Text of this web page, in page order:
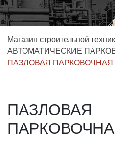
Магазин строительной
АВТОМАТИЧЕСКИЕ
ПАЗЛОВАЯ
ПАЗЛОВАЯ